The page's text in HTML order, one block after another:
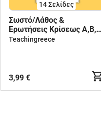
14Σελίδες
Σωστό/Λάθος &
Ερωτήσεις Κρίσεως Α,Β,Γ
Ενότητα [Ιστορία ΣΤ
Teachingreece
3,99 €